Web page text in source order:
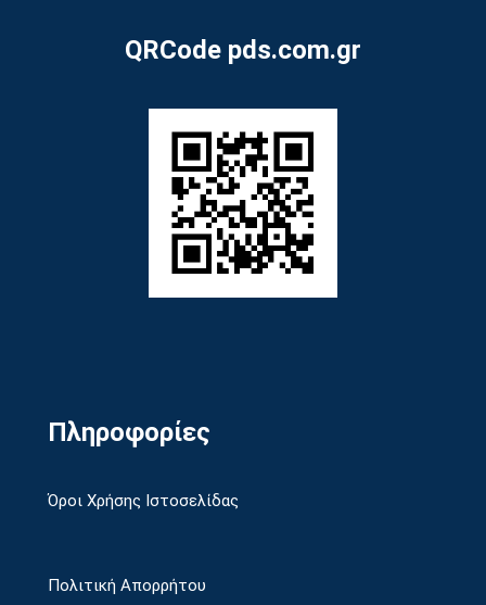
QRCode pds.com.gr
Πληροφορίες
Όροι Χρήσης Ιστοσελίδας
Πολιτική Απορρήτου